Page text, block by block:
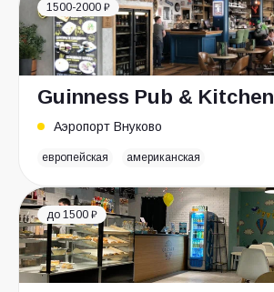
1500-2000 ₽
Guinness Pub & Kitchen
Аэропорт Внуково
европейская американская
до 1500 ₽